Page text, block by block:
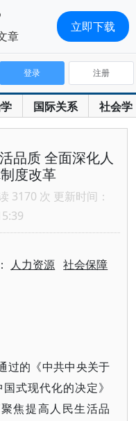
国际关系 社会学
登录 注册
品质 全面深化人
度改革
3170 次 更新时间：
人力资源 社会保障
过的《中共中央关于
式现代化的决定》
焦提高人民生活品
章
立即下载